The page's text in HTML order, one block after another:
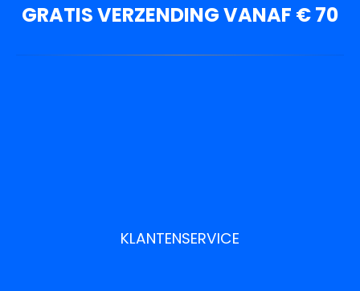
GRATIS VERZENDING VANAF € 70
KLANTENSERVICE